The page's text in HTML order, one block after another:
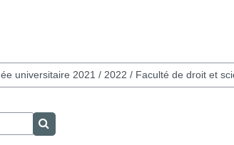
Rechercher des cours